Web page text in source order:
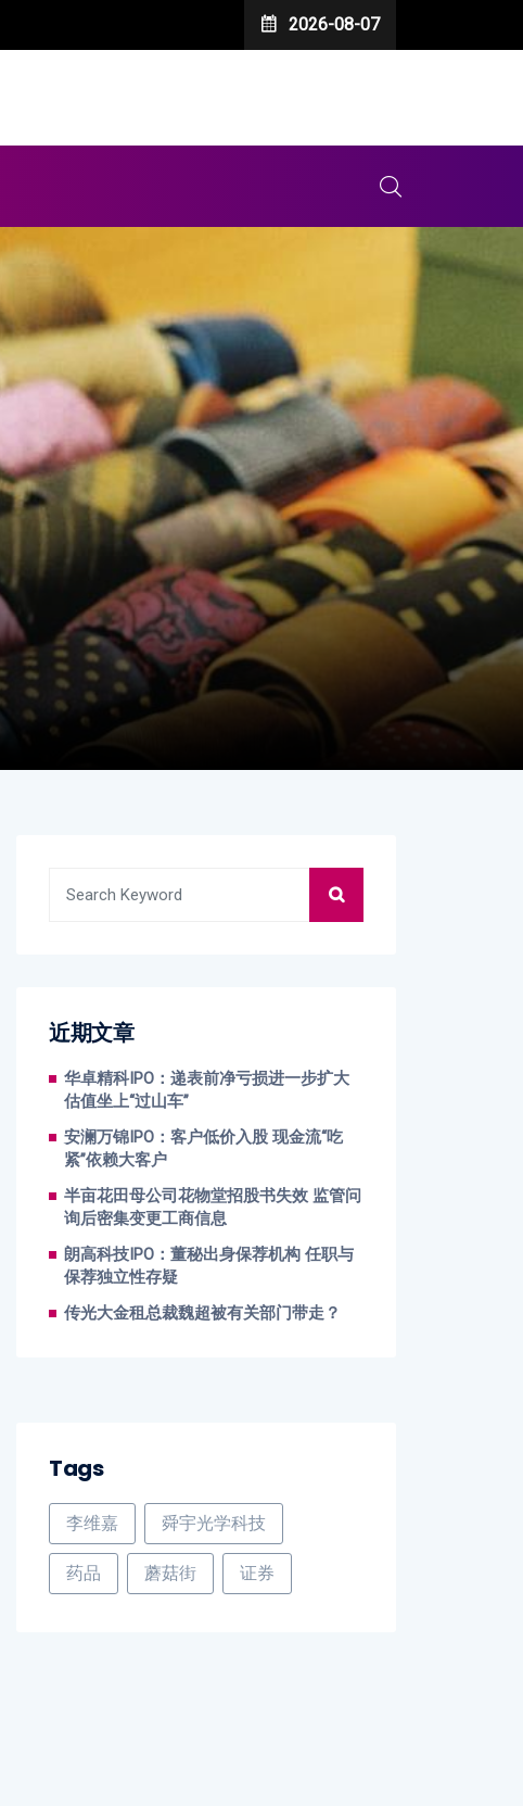
2026-08-07
近期文章
华卓精科IPO：递表前净亏损进一步扩大
估值坐上“过山车”
安澜万锦IPO：客户低价入股 现金流“吃
紧”依赖大客户
半亩花田母公司花物堂招股书失效 监管问
询后密集变更工商信息
朗高科技IPO：董秘出身保荐机构 任职与
保荐独立性存疑
传光大金租总裁魏超被有关部门带走？
Tags
李维嘉 舜宇光学科技
药品 蘑菇街 证券